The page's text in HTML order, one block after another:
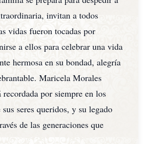
invitan a todos
vidas fueron tocadas por
a ellos para celebrar una vida
hermosa en su bondad, alegría
Maricela Morales
recordada por siempre en los
sus seres queridos, y su legado
de las generaciones que